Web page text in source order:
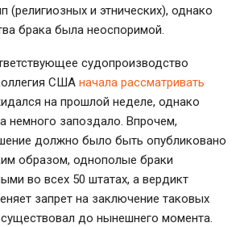
(религиозных и этнических), однако
брака была неоспоримой.
судопроизводство
США начала рассматривать
на прошлой неделе, однако
немного запоздало. Впрочем,
должно было быть опубликовано
образом, однополые браки
во всех 50 штатах, а вердикт
запрет на заключение таковых
до нынешнего момента.